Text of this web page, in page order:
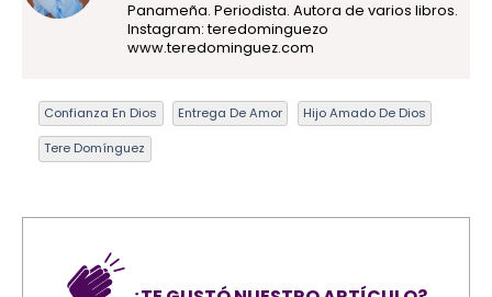
Panameña. Periodista. Autora de varios libros.
Instagram: teredominguezo
www.teredominguez.com
Confianza En Dios Entrega De Amor Hijo Amado De Dios
Tere Domínguez